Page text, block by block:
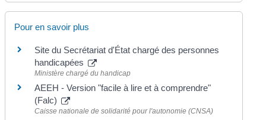
Pour en savoir plus
Site du Secrétariat d'État chargé des personnes
handicapées
Ministère chargé du handicap
AEEH - Version "facile à lire et à comprendre"
(Falc)
Caisse nationale de solidarité pour l'autonomie (CNSA)